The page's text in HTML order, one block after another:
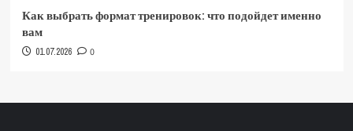
Как выбрать формат тренировок: что подойдет именно
вам
01.07.2026 0